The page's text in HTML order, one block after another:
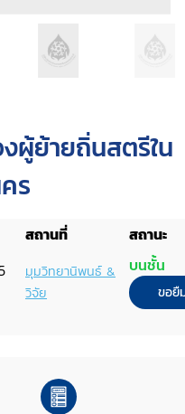
ผู้ย้ายถิ่นสตรีใน
ร
สถานที่
สถานะ
มุมวิทยานิพนธ์ &
วิจัย
บนชั้น
ขอยื